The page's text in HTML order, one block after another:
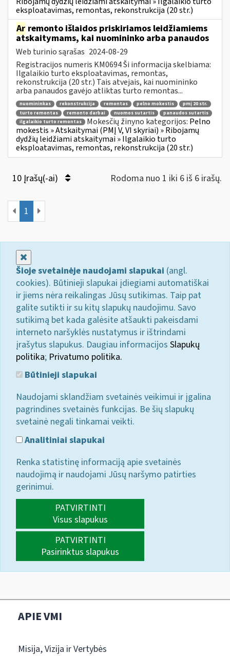
eksploatavimas, remontas, rekonstrukcija (20 str.)
Ar remonto išlaidos priskiriamos leidžiamiems
atskaitymams, kai nuomininko arba panaudos
Web turinio sąrašas 2024-08-29
Registracijos numeris KM0694 Ši informacija skelbiama:
Ilgalaikio turto eksploatavimas, remontas,
rekonstrukcija (20 str.) Tais atvejais, kai nuomininko
arba panaudos gavėjo atliktas turto remontas...
nuomininkas rekonstrukcija remontas pelno mokestis
pmį 20 str.
turto remontas
remonto darbai nuomos sutartis
panaudos sutartis
ilgalaikio turto remontas
Mokesčių žinyno kategorijos: Pelno
mokestis » Atskaitymai (PMĮ V, VI skyriai) » Ribojamų
dydžių leidžiami atskaitymai » Ilgalaikio turto
eksploatavimas, remontas, rekonstrukcija (20 str.)
10 Įrašų(-ai) Rodoma nuo 1 iki 6 iš 6 irašų.
1
Šioje svetainėje naudojami slapukai (angl.
cookies). Būtinieji slapukai įdiegiami automatiškai
ir jiems nėra reikalingas Jūsų sutikimas. Taip pat
galite sutikti ir su kitų slapukų naudojimu. Savo
sutikimą bet kada galėsite atšaukti pakeisdami
interneto naršyklės nustatymus ir ištrindami
įrašytus slapukus. Daugiau informacijos Slapukų
politika; Privatumo politika.
Būtinieji slapukai
Naudojami sklandžiam svetainės veikimui ir įgalina
pagrindines svetainės funkcijas. Be šių slapukų
svetainė negali tinkamai veikti.
Analitiniai slapukai
Renka statistinę informaciją apie svetainės
naudojimą ir naudojami Jūsų naršymo patirties
gerinimui.
PATVIRTINTI
Visus slapukus
PATVIRTINTI
Pasirinktus slapukus
APIE VMI
Misija, Vizija ir Vertybės